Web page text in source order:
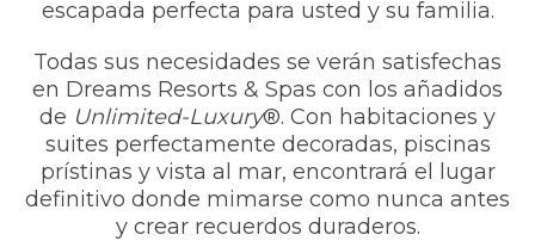
escapada perfecta para usted y su familia.
Todas sus necesidades se verán satisfechas
en Dreams Resorts & Spas con los añadidos
de Unlimited-Luxury®. Con habitaciones y
suites perfectamente decoradas, piscinas
prístinas y vista al mar, encontrará el lugar
definitivo donde mimarse como nunca antes
y crear recuerdos duraderos.